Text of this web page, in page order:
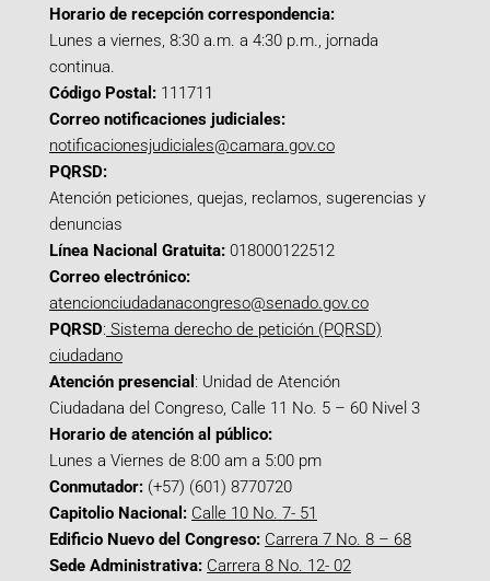
Horario de recepción correspondencia:
Lunes a viernes, 8:30 a.m. a 4:30 p.m., jornada
continua.
Código Postal: 111711
Correo notificaciones judiciales:
notificacionesjudiciales@camara.gov.co
PQRSD:
Atención peticiones, quejas, reclamos, sugerencias y
denuncias
Línea Nacional Gratuita: 018000122512
Correo electrónico:
atencionciudadanacongreso@senado.gov.co
PQRSD: Sistema derecho de petición (PQRSD)
ciudadano
Atención presencial : Unidad de Atención
Ciudadana del Congreso, Calle 11 No. 5 – 60 Nivel 3
Horario de atención al público:
Lunes a Viernes de 8:00 am a 5:00 pm
Conmutador: (+57) (601) 8770720
Capitolio Nacional: Calle 10 No. 7- 51
Edificio Nuevo del Congreso: Carrera 7 No. 8 – 68
Sede Administrativa: Carrera 8 No. 12- 02